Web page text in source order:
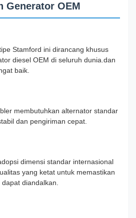
Generator OEM
Stamford ini dirancang khusus
diesel OEM di seluruh dunia.dan
baik.
membutuhkan alternator standar
dan pengiriman cepat.
dimensi standar internasional
yang ketat untuk memastikan
diandalkan.